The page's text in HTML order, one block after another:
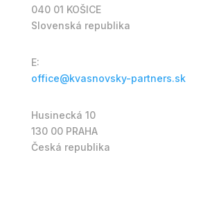
040 01 KOŠICE
Slovenská republika
E:
office@kvasnovsky-partners.sk
Husinecká 10
130 00 PRAHA
Česká republika